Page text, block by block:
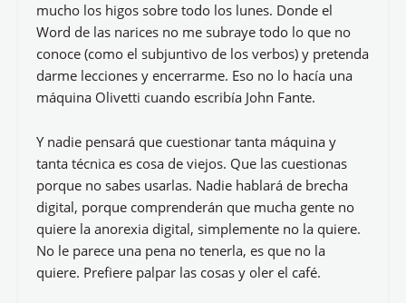
mucho los higos sobre todo los lunes. Donde el
Word de las narices no me subraye todo lo que no
conoce (como el subjuntivo de los verbos) y pretenda
darme lecciones y encerrarme. Eso no lo hacía una
máquina Olivetti cuando escribía John Fante.
Y nadie pensará que cuestionar tanta máquina y
tanta técnica es cosa de viejos. Que las cuestionas
porque no sabes usarlas. Nadie hablará de brecha
digital, porque comprenderán que mucha gente no
quiere la anorexia digital, simplemente no la quiere.
No le parece una pena no tenerla, es que no la
quiere. Prefiere palpar las cosas y oler el café.